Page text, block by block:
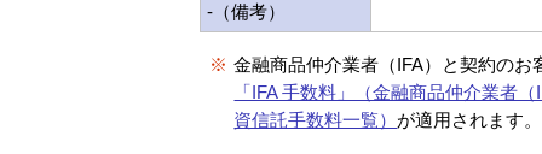
-（備考）
※ 金融商品仲介業者（IFA）と契約のお
「IFA 手数料」（金融商品仲介業者
資信託手数料一覧） が適用されます。